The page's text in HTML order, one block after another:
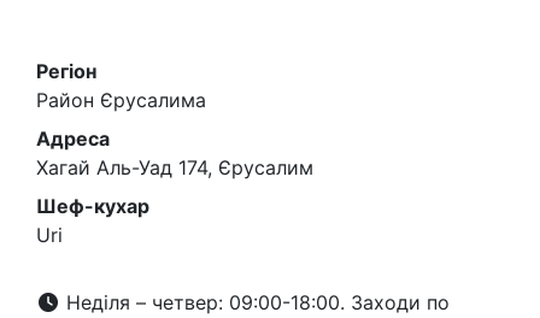
Регіон
Район Єрусалима
Адреса
Хагай Аль-Уад 174, Єрусалим
Шеф-кухар
Uri
Неділя – четвер: 09:00-18:00. Заходи по